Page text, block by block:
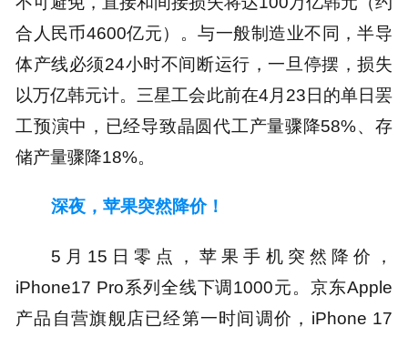
合人民币4600亿元）。与一般制造业不同，半导
体产线必须24小时不间断运行，一旦停摆，损失
以万亿韩元计。三星工会此前在4月23日的单日罢
工预演中，已经导致晶圆代工产量骤降58%、存
储产量骤降18%。
深夜，苹果突然降价！
5月15日零点，苹果手机突然降价，
iPhone17 Pro系列全线下调1000元。京东Apple
产品自营旗舰店已经第一时间调价，iPhone 17